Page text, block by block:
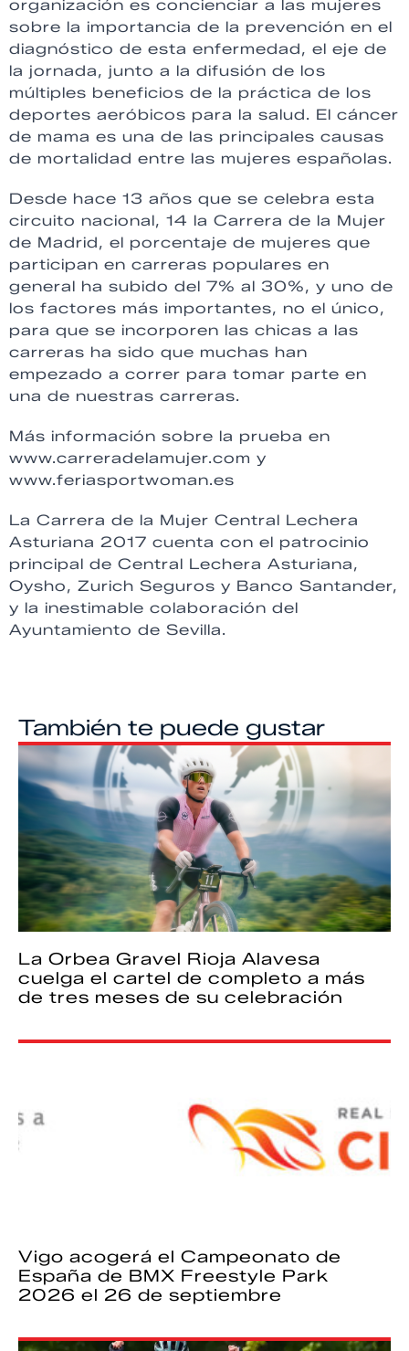
organización es concienciar a las mujeres
sobre la importancia de la prevención en el
diagnóstico de esta enfermedad, el eje de
la jornada, junto a la difusión de los
múltiples beneficios de la práctica de los
deportes aeróbicos para la salud. El cáncer
de mama es una de las principales causas
de mortalidad entre las mujeres españolas.
Desde hace 13 años que se celebra esta
circuito nacional, 14 la Carrera de la Mujer
de Madrid, el porcentaje de mujeres que
participan en carreras populares en
general ha subido del 7% al 30%, y uno de
los factores más importantes, no el único,
para que se incorporen las chicas a las
carreras ha sido que muchas han
empezado a correr para tomar parte en
una de nuestras carreras.
Más información sobre la prueba en
www.carreradelamujer.com y
www.feriasportwoman.es
La Carrera de la Mujer Central Lechera
Asturiana 2017 cuenta con el patrocinio
principal de Central Lechera Asturiana,
Oysho, Zurich Seguros y Banco Santander,
y la inestimable colaboración del
Ayuntamiento de Sevilla.
También te puede gustar
La Orbea Gravel Rioja Alavesa
cuelga el cartel de completo a más
de tres meses de su celebración
Vigo acogerá el Campeonato de
España de BMX Freestyle Park
2026 el 26 de septiembre